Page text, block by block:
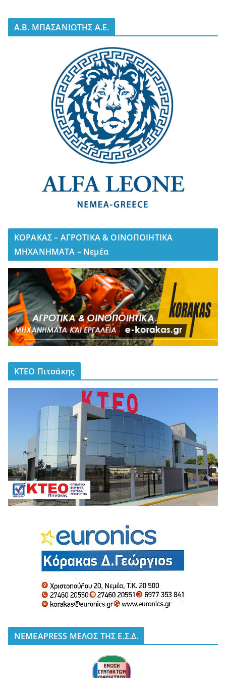
A.B. ΜΠΑΣΑΝΙΩΤΗΣ Α.Ε.
ΚΟΡΑΚΑΣ – ΑΓΡΟΤΙΚΑ & ΟΙΝΟΠΟΙΗΤΙΚΑ
ΜΗΧΑΝΗΜΑΤΑ – Νεμέα
ΚΤΕΟ Πιτσάκης
NEMEAPRESS ΜΕΛΟΣ ΤΗΣ Ε.Σ.Δ.